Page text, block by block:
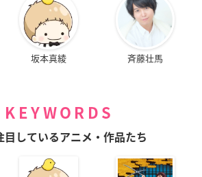
坂本真綾 斉藤壮馬
KEYWORDS
目しているアニメ・作品たち